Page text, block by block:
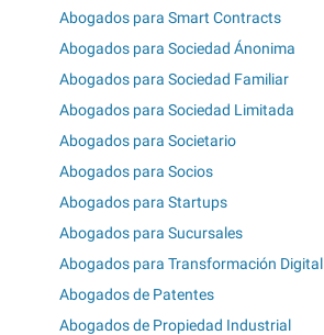
Abogados para Smart Contracts
Abogados para Sociedad Ánonima
Abogados para Sociedad Familiar
Abogados para Sociedad Limitada
Abogados para Societario
Abogados para Socios
Abogados para Startups
Abogados para Sucursales
Abogados para Transformación Digital
Abogados de Patentes
Abogados de Propiedad Industrial